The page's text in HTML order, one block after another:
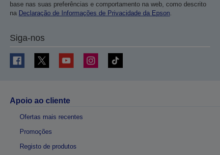
base nas suas preferências e comportamento na web, como descrito
na Declaração de Informações de Privacidade da Epson.
Siga-nos
Apoio ao cliente
Ofertas mais recentes
Promoções
Registo de produtos